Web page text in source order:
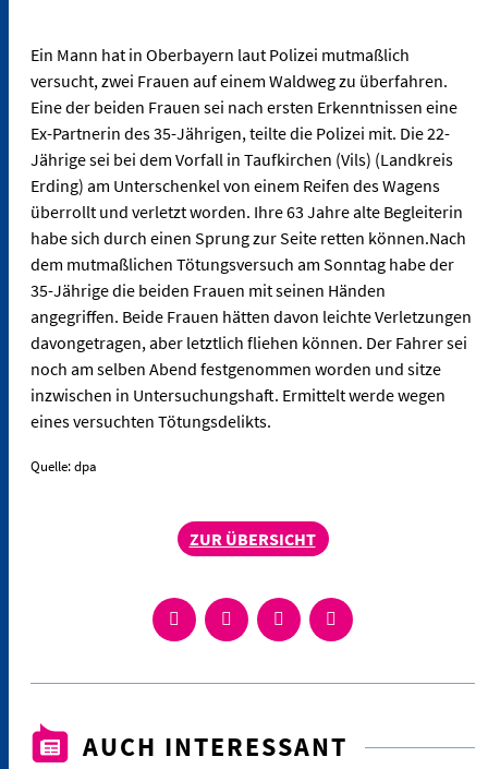
Ein Mann hat in Oberbayern laut Polizei mutmaßlich
versucht, zwei Frauen auf einem Waldweg zu überfahren.
Eine der beiden Frauen sei nach ersten Erkenntnissen eine
Ex-Partnerin des 35-Jährigen, teilte die Polizei mit. Die 22-
Jährige sei bei dem Vorfall in Taufkirchen (Vils) (Landkreis
Erding) am Unterschenkel von einem Reifen des Wagens
überrollt und verletzt worden. Ihre 63 Jahre alte Begleiterin
habe sich durch einen Sprung zur Seite retten können.Nach
dem mutmaßlichen Tötungsversuch am Sonntag habe der
35-Jährige die beiden Frauen mit seinen Händen
angegriffen. Beide Frauen hätten davon leichte Verletzungen
davongetragen, aber letztlich fliehen können. Der Fahrer sei
noch am selben Abend festgenommen worden und sitze
inzwischen in Untersuchungshaft. Ermittelt werde wegen
eines versuchten Tötungsdelikts.
Quelle: dpa
ZUR ÜBERSICHT
AUCH INTERESSANT